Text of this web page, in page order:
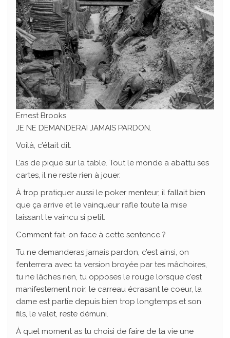
Ernest Brooks
JE NE DEMANDERAI JAMAIS PARDON.
Voilà, c’était dit.
L’as de pique sur la table. Tout le monde a abattu ses
cartes, il ne reste rien à jouer.
À trop pratiquer aussi le poker menteur, il fallait bien
que ça arrive et le vainqueur rafle toute la mise
laissant le vaincu si petit.
Comment fait-on face à cette sentence ?
Tu ne demanderas jamais pardon, c’est ainsi, on
t’enterrera avec ta version broyée par tes mâchoires,
tu ne lâches rien, tu opposes le rouge lorsque c’est
manifestement noir, le carreau écrasant le coeur, la
dame est partie depuis bien trop longtemps et son
fils, le valet, reste démuni.
À quel moment as tu choisi de faire de ta vie une